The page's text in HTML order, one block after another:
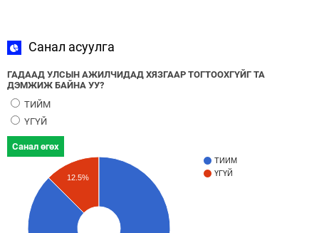
Санал асуулга
ГАДААД УЛСЫН АЖИЛЧИДАД ХЯЗГААР ТОГТООХГҮЙГ ТА
ДЭМЖИЖ БАЙНА УУ?
ТИЙМ
ҮГҮЙ
Санал өгөх
ТИЙМ
ҮГҮЙ
12.5%